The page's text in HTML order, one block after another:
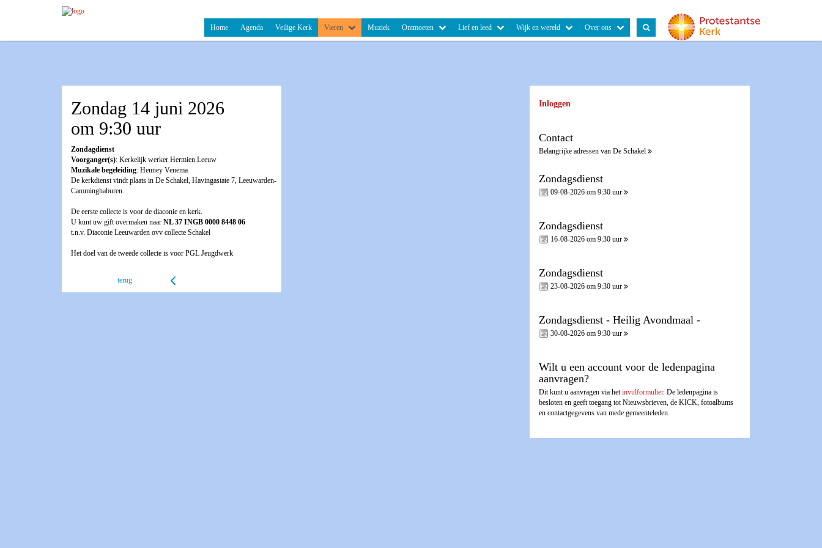
Home Agenda Veilige Kerk Vieren Muziek Ontmoeten Lief en leed Wijk en wereld Over ons
Zondag 14 juni 2026
om 9:30 uur
Zondagdienst
Voorganger(s): Kerkelijk werker Hermien Leeuw
Muzikale begeleiding: Henney Venema
De kerkdienst vindt plaats in De Schakel, Havingastate 7, Leeuwarden-
Camminghaburen.
De eerste collecte is voor de diaconie en kerk.
U kunt uw gift overmaken naar NL 37 INGB 0000 8448 06
t.n.v. Diaconie Leeuwarden ovv collecte Schakel
Het doel van de tweede collecte is voor PGL Jeugdwerk
terug
Inloggen
Contact
Belangrijke adressen van De Schakel
Zondagsdienst
09-08-2026 om 9:30 uur
Zondagsdienst
16-08-2026 om 9:30 uur
Zondagsdienst
23-08-2026 om 9:30 uur
Zondagsdienst - Heilig Avondmaal -
30-08-2026 om 9:30 uur
Wilt u een account voor de ledenpagina
aanvragen?
Dit kunt u aanvragen via hetinvulformulier. De ledenpagina is
besloten en geeft toegang tot Nieuwsbrieven, de KICK, fotoalbums
en contactgegevens van mede gemeenteleden.